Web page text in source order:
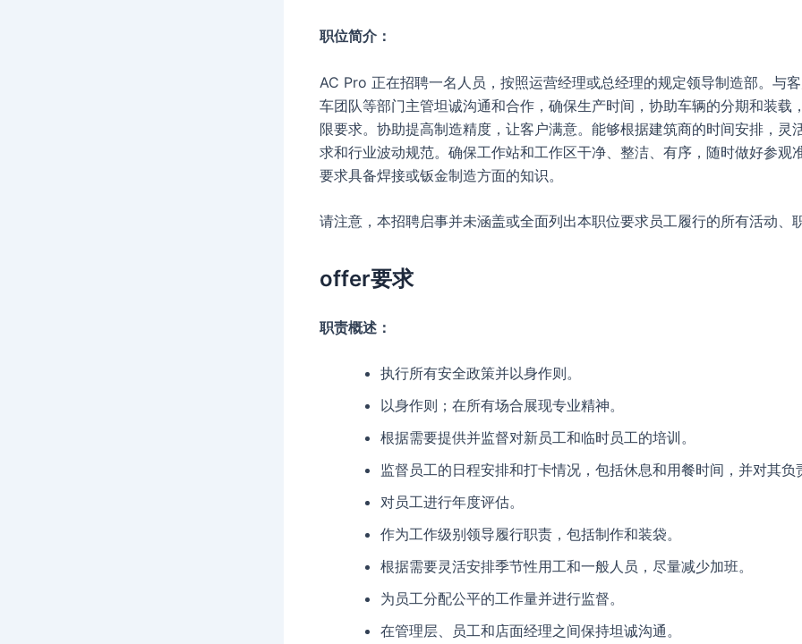
职位简介：
AC Pro 正在招聘一名人员，按照运营经理或总经理的规定领导制造部。与
车团队等部门主管坦诚沟通和合作，确保生产时间，协助车辆的分期和装载
限要求。协助提高制造精度，让客户满意。能够根据建筑商的时间安排，灵
求和行业波动规范。确保工作站和工作区干净、整洁、有序，随时做好参观
要求具备焊接或钣金制造方面的知识。
请注意，本招聘启事并未涵盖或全面列出本职位要求员工履行的所有活动、
offer要求
职责概述：
执行所有安全政策并以身作则。
以身作则；在所有场合展现专业精神。
根据需要提供并监督对新员工和临时员工的培训。
监督员工的日程安排和打卡情况，包括休息和用餐时间，并对其负
对员工进行年度评估。
作为工作级别领导履行职责，包括制作和装袋。
根据需要灵活安排季节性用工和一般人员，尽量减少加班。
为员工分配公平的工作量并进行监督。
在管理层、员工和店面经理之间保持坦诚沟通。